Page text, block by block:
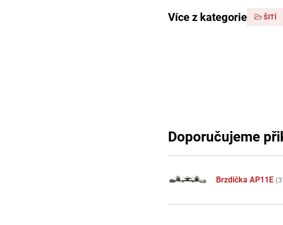
Více z kategorie ŠITÍ
Doporučujeme
Brzdička AP11E